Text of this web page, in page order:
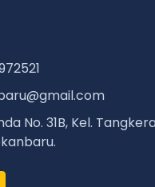
No. 31B, Kel.